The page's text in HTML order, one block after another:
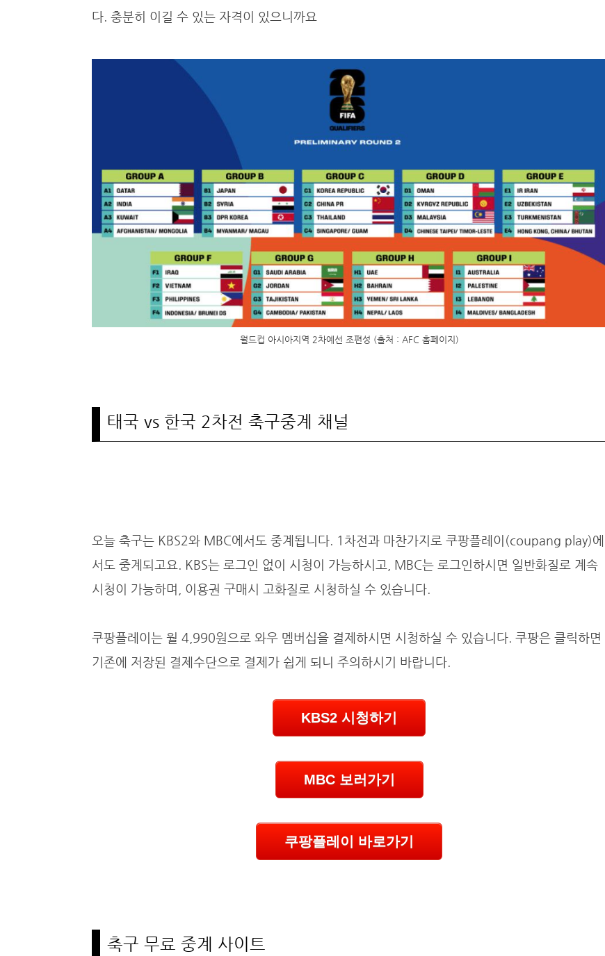
다. 충분히 이길 수 있는 자격이 있으니까요
월드컵 아시아지역 2차예선 조편성 (출처 : AFC 홈페이지)
태국 vs 한국 2차전 축구중계 채널
오늘 축구는 KBS2와 MBC에서도 중계됩니다. 1차전과 마찬가지로 쿠팡플레이(coupang play)에
서도 중계되고요. KBS는 로그인 없이 시청이 가능하시고, MBC는 로그인하시면 일반화질로 계속
시청이 가능하며, 이용권 구매시 고화질로 시청하실 수 있습니다.
쿠팡플레이는 월 4,990원으로 와우 멤버십을 결제하시면 시청하실 수 있습니다. 쿠팡은 클릭하면
기존에 저장된 결제수단으로 결제가 쉽게 되니 주의하시기 바랍니다.
KBS2 시청하기
MBC 보러가기
쿠팡플레이 바로가기
축구 무료 중계 사이트